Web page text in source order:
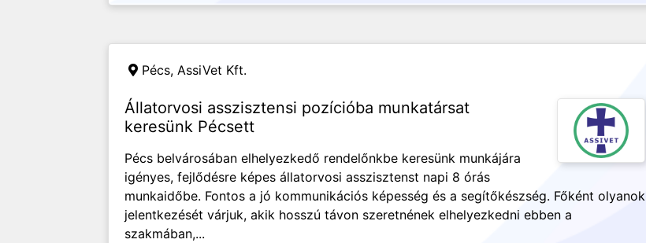
Pécs, AssiVet Kft.
Állatorvosi asszisztensi pozícióba munkatársat
keresünk Pécsett
Pécs belvárosában elhelyezkedő rendelőnkbe keresünk munkájára
igényes, fejlődésre képes állatorvosi asszisztenst napi 8 órás
munkaidőbe. Fontos a jó kommunikációs képesség és a segítőkészség. Főként olyanok
jelentkezését várjuk, akik hosszú távon szeretnének elhelyezkedni ebben a
szakmában,...